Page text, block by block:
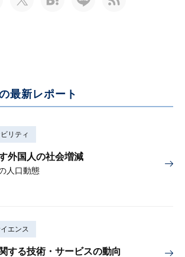
最新レポート
リティ
外国人の社会増減
人口動態
エンス
する技術・サービスの動向